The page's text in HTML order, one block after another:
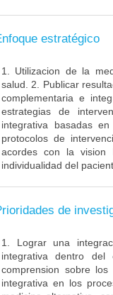
estratégico
1. Utilizacion de la
salud. 2. Publicar
complementaria e
estrategias de
integrativa basadas
protocolos de
acordes con la vision
individualidad del
de
1. Lograr una
integrativa dentro
comprension sobre
integrativa en los